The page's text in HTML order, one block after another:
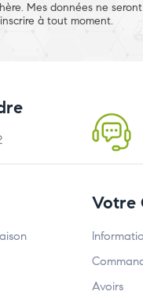
Mes données ne
à tout moment.
Votre
Avoirs